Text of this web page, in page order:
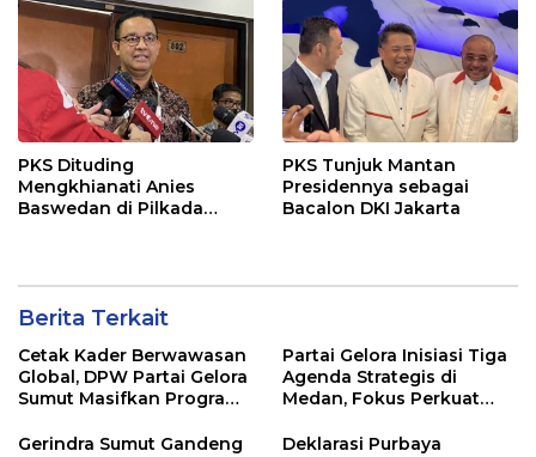
PKS Dituding
Mengkhianati Anies
Baswedan di Pilkada
PKS Tunjuk Mantan
Presidennya sebagai
Bacalon DKI Jakarta
Berita Terkait
Cetak Kader Berwawasan
Global, DPW Partai Gelora
Sumut Masifkan Program
Partai Gelora Inisiasi Tiga
Agenda Strategis di
Medan, Fokus Perkuat
Gerindra Sumut Gandeng
Deklarasi Purbaya